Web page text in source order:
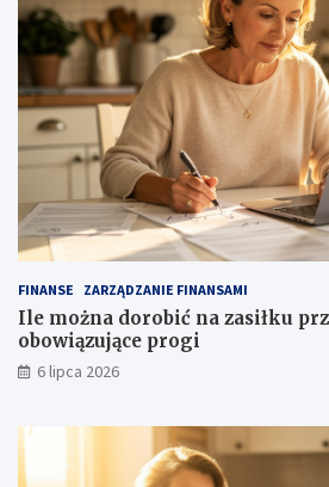
FINANSE ZARZĄDZANIE FINANSAMI
Ile można dorobić na zasiłku
obowiązujące progi
6 lipca 2026